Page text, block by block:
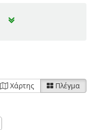
Χάρτης Πλέγμα